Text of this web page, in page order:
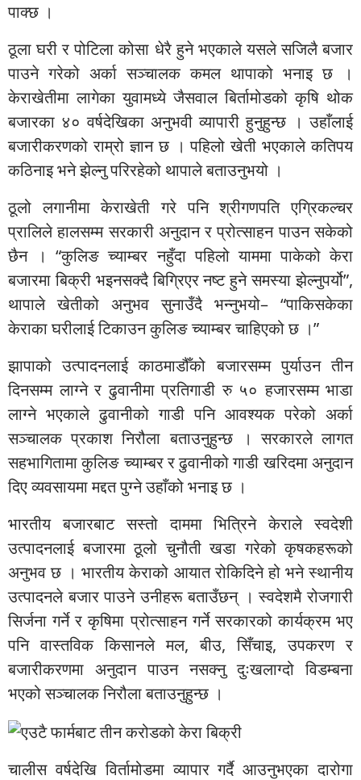
पाक्छ ।
ठूला घरी र पोटिला कोसा धेरै हुने भएकाले यसले सजिलै बजार
पाउने गरेको अर्का सञ्चालक कमल थापाको भनाइ छ ।
केराखेतीमा लागेका युवामध्ये जैसवाल बिर्तामोडको कृषि थोक
बजारका ४० वर्षदेखिका अनुभवी व्यापारी हुनुहुन्छ । उहाँलाई
बजारीकरणको राम्रो ज्ञान छ । पहिलो खेती भएकाले कतिपय
कठिनाइ भने झेल्नु परिरहेको थापाले बताउनुभयो ।
ठूलो लगानीमा केराखेती गरे पनि श्रीगणपति एग्रिकल्चर
प्रालिले हालसम्म सरकारी अनुदान र प्रोत्साहन पाउन सकेको
छैन । “कुलिङ च्याम्बर नहुँदा पहिलो याममा पाकेको केरा
बजारमा बिक्री भइनसक्दै बिग्रिएर नष्ट हुने समस्या झेल्नुपर्यो”,
थापाले खेतीको अनुभव सुनाउँदै भन्नुभयो– “पाकिसकेका
केराका घरीलाई टिकाउन कुलिङ च्याम्बर चाहिएको छ ।”
झापाको उत्पादनलाई काठमाडौँको बजारसम्म पुर्याउन तीन
दिनसम्म लाग्ने र ढुवानीमा प्रतिगाडी रु ५० हजारसम्म भाडा
लाग्ने भएकाले ढुवानीको गाडी पनि आवश्यक परेको अर्का
सञ्चालक प्रकाश निरौला बताउनुहुन्छ । सरकारले लागत
सहभागितामा कुलिङ च्याम्बर र ढुवानीको गाडी खरिदमा अनुदान
दिए व्यवसायमा मद्दत पुग्ने उहाँको भनाइ छ ।
भारतीय बजारबाट सस्तो दाममा भित्रिने केराले स्वदेशी
उत्पादनलाई बजारमा ठूलो चुनौती खडा गरेको कृषकहरूको
अनुभव छ । भारतीय केराको आयात रोकिदिने हो भने स्थानीय
उत्पादनले बजार पाउने उनीहरू बताउँछन् । स्वदेशमै रोजगारी
सिर्जना गर्ने र कृषिमा प्रोत्साहन गर्ने सरकारको कार्यक्रम भए
पनि वास्तविक किसानले मल, बीउ, सिँचाइ, उपकरण र
बजारीकरणमा अनुदान पाउन नसक्नु दुःखलाग्दो विडम्बना
भएको सञ्चालक निरौला बताउनुहुन्छ ।
चालीस वर्षदेखि विर्तामोडमा व्यापार गर्दै आउनुभएका दारोगा